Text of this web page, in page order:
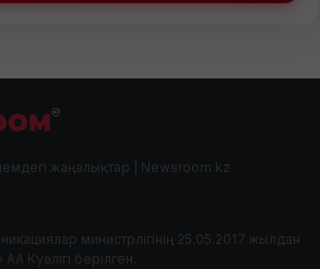
жаңалықтар | Newsroom.kz
министрлігінің 25.05.2017 жылдан
Куәлігі берілген.